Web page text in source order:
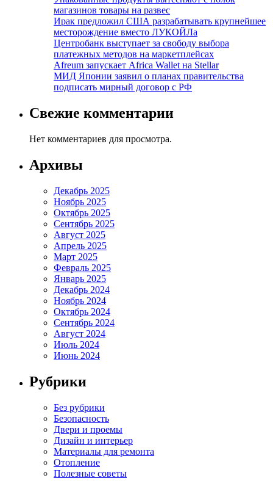
магазинов товары на развес
Ирак предложил США разрабатывать крупнейшее
месторождение вместо ЛУКОЙЛа
Центробанк выступает за свободу выбора
платежных методов на маркетплейсах
Afreum запускает Africa Wallet на Stellar
МИД Японии заявил о планах правительства
подписать мирный договор с РФ
Свежие комментарии
Нет комментариев для просмотра.
Архивы
Декабрь 2025
Ноябрь 2025
Октябрь 2025
Сентябрь 2025
Август 2025
Апрель 2025
Март 2025
Февраль 2025
Январь 2025
Декабрь 2024
Ноябрь 2024
Октябрь 2024
Сентябрь 2024
Август 2024
Июль 2024
Июнь 2024
Рубрики
Без рубрики
Безопасность
Двери и проемы
Дизайн и интерьер
Материалы для ремонта
Отопление
Полезные советы